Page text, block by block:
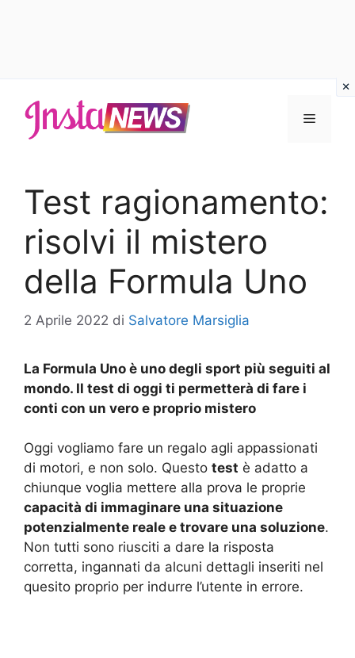
contenuto
Menu
Test ragionamento:
risolvi il mistero
della Formula Uno
2 Aprile 2022 di Salvatore Marsiglia
La Formula Uno è uno degli sport più seguiti al
mondo. Il test di oggi ti permetterà di fare i
conti con un vero e proprio mistero
Oggi vogliamo fare un regalo agli appassionati
di motori, e non solo. Questo test è adatto a
chiunque voglia mettere alla prova le proprie
capacità di immaginare una situazione
potenzialmente reale e trovare una soluzione.
Non tutti sono riusciti a dare la risposta
corretta, ingannati da alcuni dettagli inseriti nel
quesito proprio per indurre l’utente in errore.